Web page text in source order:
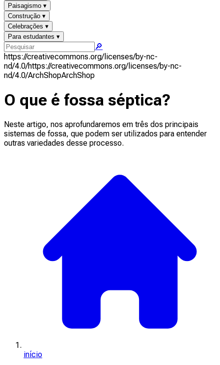
Paisagismo ▾
Construção ▾
Celebrações ▾
Para estudantes ▾
🔎
https://creativecommons.org/licenses/by-nc-
nd/4.0/https://creativecommons.org/licenses/by-nc-
nd/4.0/ArchShopArchShop
O que é fossa séptica?
Neste artigo, nos aprofundaremos em três dos principais
sistemas de fossa, que podem ser utilizados para entender
outras variedades desse processo.
início